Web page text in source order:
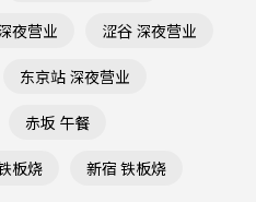
夜营业 涩谷 深夜营业
东京站 深夜营业
赤坂 午餐
板烧 新宿 铁板烧